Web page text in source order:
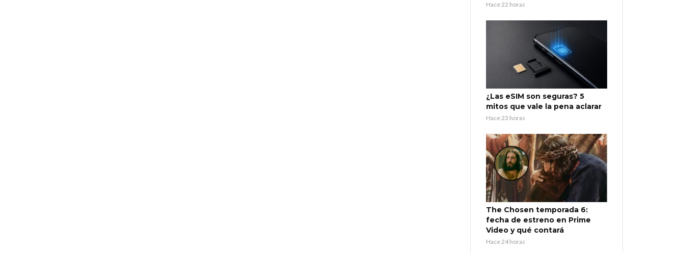
Hace 22 horas
¿Las eSIM son seguras? 5
mitos que vale la pena aclarar
Hace 23 horas
The Chosen temporada 6:
fecha de estreno en Prime
Video y qué contará
Hace 24 horas